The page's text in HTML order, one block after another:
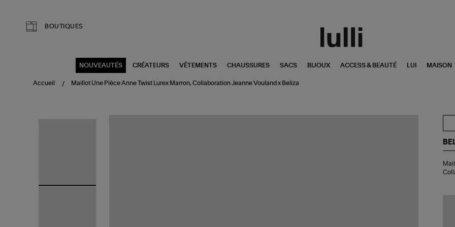
BOUTIQUES
NOUVEAUTÉS CRÉATEURS VÊTEMENTS CHAUSSURES SACS BIJOUX ACCESS & BEAUTÉ LUI MAISON
Accueil Maillot Une Pièce Anne Twist Lurex Marron, Collaboration Jeanne Vouland x Beliza